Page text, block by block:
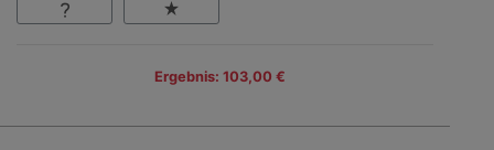
Ergebnis: 103,00 €